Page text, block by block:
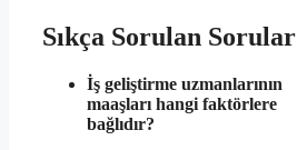
Sıkça Sorulan Sorular
İş geliştirme uzmanlarının
maaşları hangi faktörlere
bağlıdır?